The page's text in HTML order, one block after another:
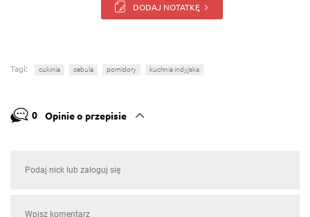
DODAJ NOTATKĘ
Tagi: cukinia cebula pomidory kuchnia indyjska
0 Opinie o przepisie